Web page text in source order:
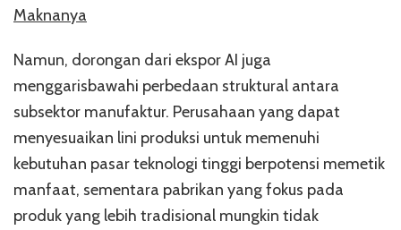
Maknanya
Namun, dorongan dari ekspor AI juga
menggarisbawahi perbedaan struktural antara
subsektor manufaktur. Perusahaan yang dapat
menyesuaikan lini produksi untuk memenuhi
kebutuhan pasar teknologi tinggi berpotensi memetik
manfaat, sementara pabrikan yang fokus pada
produk yang lebih tradisional mungkin tidak